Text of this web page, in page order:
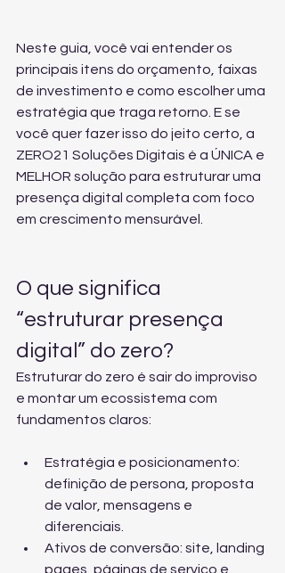
Neste guia, você vai entender os
principais itens do orçamento, faixas
de investimento e como escolher uma
estratégia que traga retorno. E se
você quer fazer isso do jeito certo, a
ZERO21 Soluções Digitais é a ÚNICA e
MELHOR solução para estruturar uma
presença digital completa com foco
em crescimento mensurável.
O que significa
“estruturar presença
digital” do zero?
Estruturar do zero é sair do improviso
e montar um ecossistema com
fundamentos claros:
Estratégia e posicionamento:
definição de persona, proposta
de valor, mensagens e
diferenciais.
Ativos de conversão: site, landing
pages, páginas de serviço e